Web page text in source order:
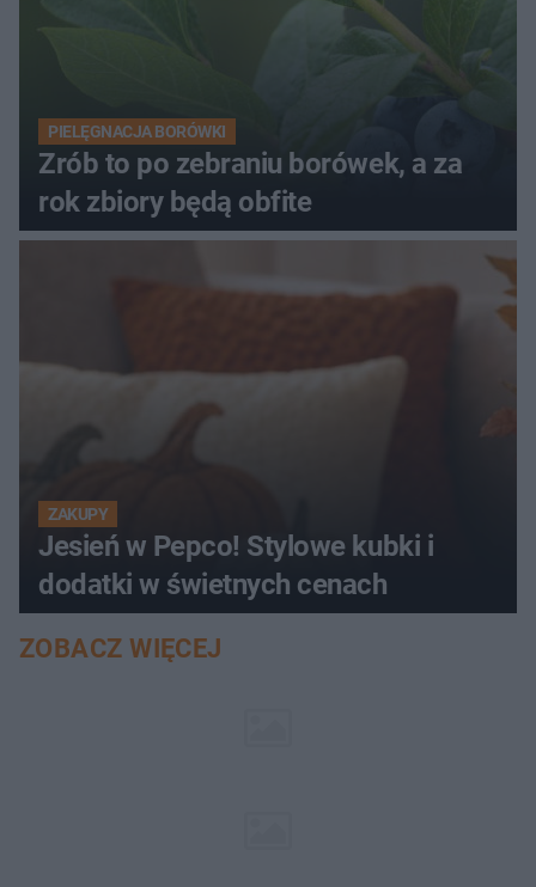
PIELĘGNACJA BORÓWKI
Zrób to po zebraniu borówek, a za
rok zbiory będą obfite
ZAKUPY
Jesień w Pepco! Stylowe kubki i
dodatki w świetnych cenach
ZOBACZ WIĘCEJ